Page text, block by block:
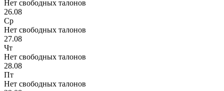
Нет свободных талонов
26.08
Ср
Нет свободных талонов
27.08
Чт
Нет свободных талонов
28.08
Пт
Нет свободных талонов